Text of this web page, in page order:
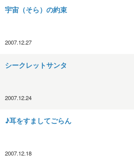
宇宙（そら）の約束
2007.12.27
シークレットサンタ
2007.12.24
♪耳をすましてごらん
2007.12.18